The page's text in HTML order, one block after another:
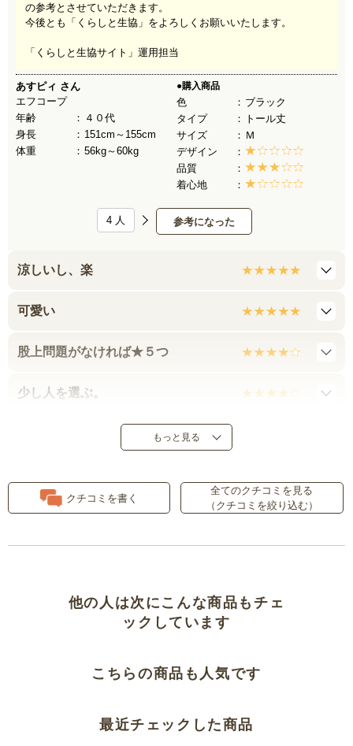
の参考とさせていただきます。
今後とも「くらしと生協」をよろしくお願いいたします。
「くらしと生協サイト」運用担当
あすピィ さん
エフコープ
年齢
４０代
身長
151cm～155cm
体重
56kg～60kg
●購入商品
色
ブラック
タイプ
トール丈
サイズ
Ｍ
デザイン
品質
着心地
参考になった
4 人
涼しいし、楽
可愛い
股上問題がなければ★５つ
少し人を選ぶ。
股が食い込みます
もっと見る
クチコミを書く
全てのクチコミを見る
（クチコミを絞り込む）
他の人は次にこんな商品もチェ
ックしています
こちらの商品も人気です
最近チェックした商品